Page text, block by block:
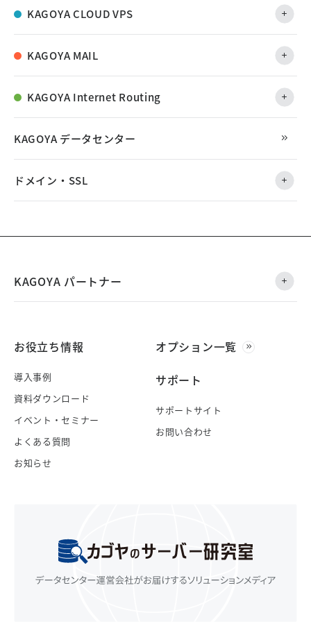
KAGOYA CLOUD VPS
KAGOYA MAIL
KAGOYA Internet Routing
KAGOYA データセンター
ドメイン・SSL
KAGOYA パートナー
お役立ち情報
導入事例
資料ダウンロード
イベント・セミナー
よくある質問
お知らせ
オプション一覧
サポート
サポートサイト
お問い合わせ